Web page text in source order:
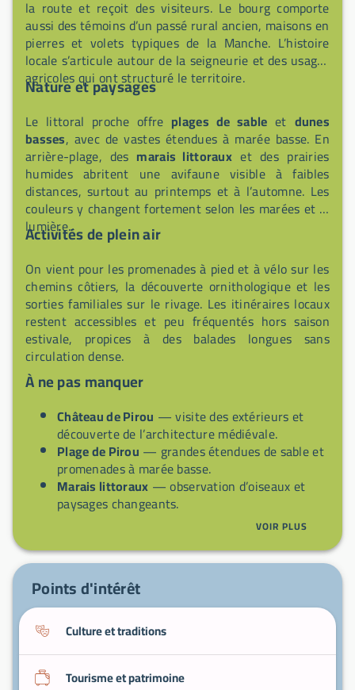
la route et reçoit des visiteurs. Le bourg comporte
aussi des témoins d’un passé rural ancien, maisons en
pierres et volets typiques de la Manche. L’histoire
locale s’articule autour de la seigneurie et des usages
agricoles qui ont structuré le territoire.
Nature et paysages
Le littoral proche offre plages de sable et dunes
basses, avec de vastes étendues à marée basse. En
arrière-plage, des marais littorauxet des prairies
humides abritent une avifaune visible à faibles
distances, surtout au printemps et à l’automne. Les
couleurs y changent fortement selon les marées et la
lumière.
Activités de plein air
On vient pour les promenades à pied et à vélo sur les
chemins côtiers, la découverte ornithologique et les
sorties familiales sur le rivage. Les itinéraires locaux
restent accessibles et peu fréquentés hors saison
estivale, propices à des balades longues sans
circulation dense.
À ne pas manquer
Château de Pirou — visite des extérieurs et
découverte de l’architecture médiévale.
Plage de Pirou — grandes étendues de sable et
promenades à marée basse.
Marais littoraux — observation d’oiseaux et
paysages changeants.
— circuits pédestres et vélos le
Église du village— exemplaire du patrimoine
VOIR PLUS
Points d'intérêt
Culture et traditions
Tourisme et patrimoine